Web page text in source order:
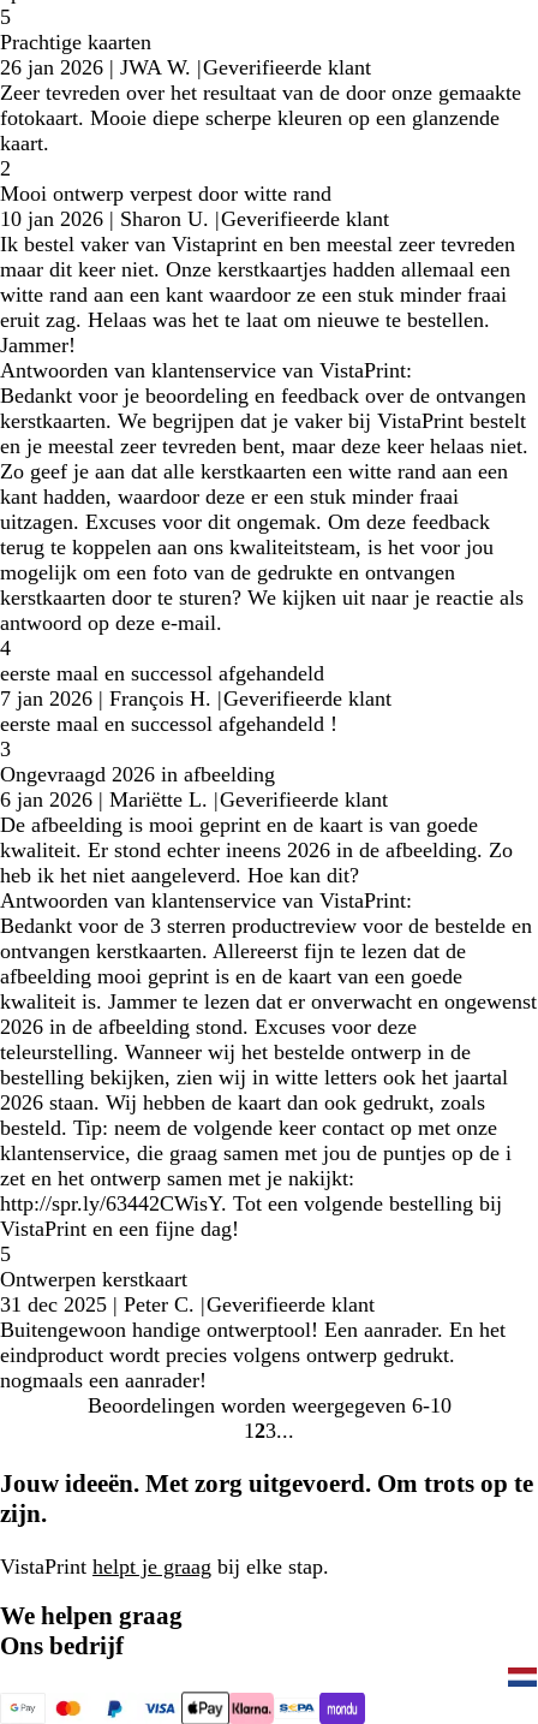
5
Prachtige kaarten
26 jan 2026 | JWA W. |Geverifieerde klant
Zeer tevreden over het resultaat van de door onze gemaakte
fotokaart. Mooie diepe scherpe kleuren op een glanzende
kaart.
2
Mooi ontwerp verpest door witte rand
10 jan 2026 | Sharon U. |Geverifieerde klant
Ik bestel vaker van Vistaprint en ben meestal zeer tevreden
maar dit keer niet. Onze kerstkaartjes hadden allemaal een
witte rand aan een kant waardoor ze een stuk minder fraai
eruit zag. Helaas was het te laat om nieuwe te bestellen.
Jammer!
Antwoorden van klantenservice van VistaPrint:
Bedankt voor je beoordeling en feedback over de ontvangen
kerstkaarten. We begrijpen dat je vaker bij VistaPrint bestelt
en je meestal zeer tevreden bent, maar deze keer helaas niet.
Zo geef je aan dat alle kerstkaarten een witte rand aan een
kant hadden, waardoor deze er een stuk minder fraai
uitzagen. Excuses voor dit ongemak. Om deze feedback
terug te koppelen aan ons kwaliteitsteam, is het voor jou
mogelijk om een foto van de gedrukte en ontvangen
kerstkaarten door te sturen? We kijken uit naar je reactie als
antwoord op deze e-mail.
4
eerste maal en successol afgehandeld
7 jan 2026 | François H. |Geverifieerde klant
eerste maal en successol afgehandeld !
3
Ongevraagd 2026 in afbeelding
6 jan 2026 | Mariëtte L. |Geverifieerde klant
De afbeelding is mooi geprint en de kaart is van goede
kwaliteit. Er stond echter ineens 2026 in de afbeelding. Zo
heb ik het niet aangeleverd. Hoe kan dit?
Antwoorden van klantenservice van VistaPrint:
Bedankt voor de 3 sterren productreview voor de bestelde en
ontvangen kerstkaarten. Allereerst fijn te lezen dat de
afbeelding mooi geprint is en de kaart van een goede
kwaliteit is. Jammer te lezen dat er onverwacht en ongewenst
2026 in de afbeelding stond. Excuses voor deze
teleurstelling. Wanneer wij het bestelde ontwerp in de
bestelling bekijken, zien wij in witte letters ook het jaartal
2026 staan. Wij hebben de kaart dan ook gedrukt, zoals
besteld. Tip: neem de volgende keer contact op met onze
klantenservice, die graag samen met jou de puntjes op de i
zet en het ontwerp samen met je nakijkt:
http://spr.ly/63442CWisY. Tot een volgende bestelling bij
VistaPrint en een fijne dag!
5
Ontwerpen kerstkaart
31 dec 2025 | Peter C. |Geverifieerde klant
Buitengewoon handige ontwerptool! Een aanrader. En het
eindproduct wordt precies volgens ontwerp gedrukt.
nogmaals een aanrader!
Beoordelingen worden weergegeven 6-10
Naar
1 Naar
2Naar
3
Jouw ideeën. Met zorg uitgevoerd. Om trots op te
zijn.
VistaPrint helpt je graag bij elke stap.
We helpen graag
Ons bedrijf